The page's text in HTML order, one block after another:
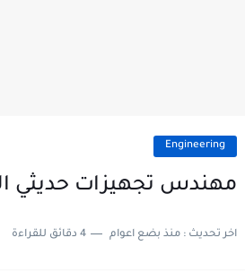
Engineering
مهندس تجهيزات حديثي
اخر تحديث :منذ بضع اعوام 4 دقائق للقراءة